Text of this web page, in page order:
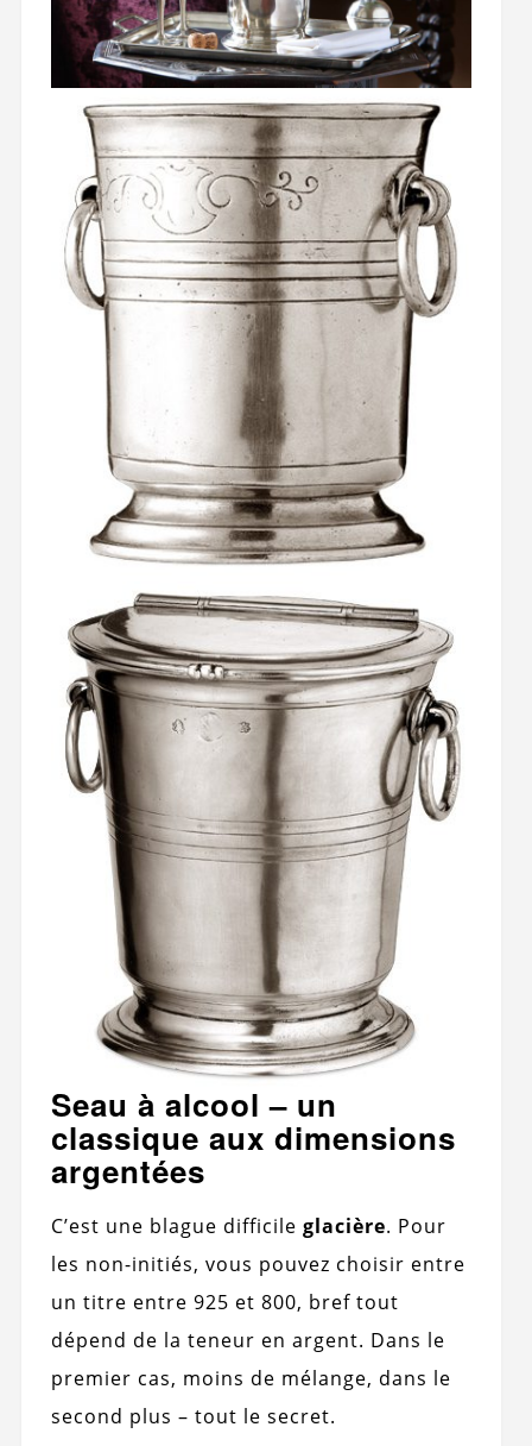
Seau à alcool – un
classique aux dimensions
argentées
C’est une blague difficile glacière. Pour
les non-initiés, vous pouvez choisir entre
un titre entre 925 et 800, bref tout
dépend de la teneur en argent. Dans le
premier cas, moins de mélange, dans le
second plus – tout le secret.